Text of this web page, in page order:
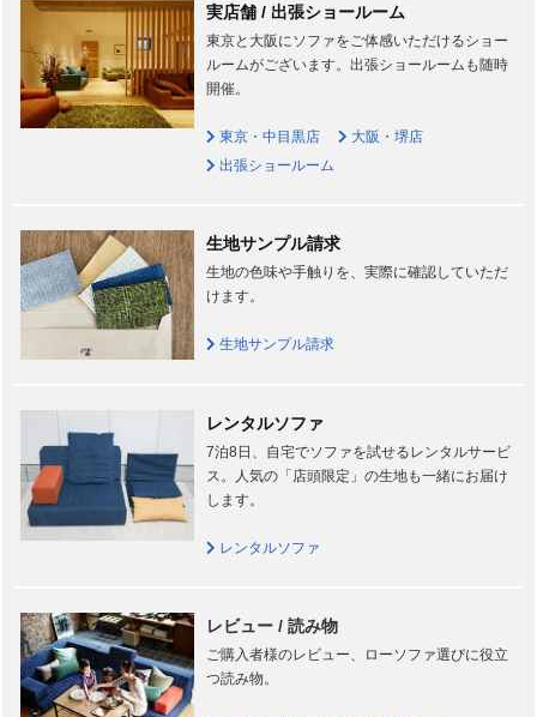
実店舗 / 出張ショールーム
東京と大阪にソファをご体感いただけるショー
ルームがございます。出張ショールームも随時
開催。
東京・中目黒店
大阪・堺店
出張ショールーム
生地サンプル請求
生地の色味や手触りを、実際に確認していただ
けます。
生地サンプル請求
レンタルソファ
7泊8日、自宅でソファを試せるレンタルサービ
ス。人気の「店頭限定」の生地も一緒にお届け
します。
レンタルソファ
レビュー / 読み物
ご購入者様のレビュー、ローソファ選びに役立
つ読み物。